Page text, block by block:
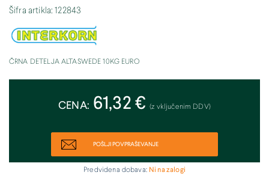
Šifra artikla: 122843
ČRNA DETELJA ALTASWEDE 10KG EURO
CENA: 61,32 €(z vključenim DDV)
POŠLJI POVPRAŠEVANJE
Predvidena dobava: Ni na zalogi